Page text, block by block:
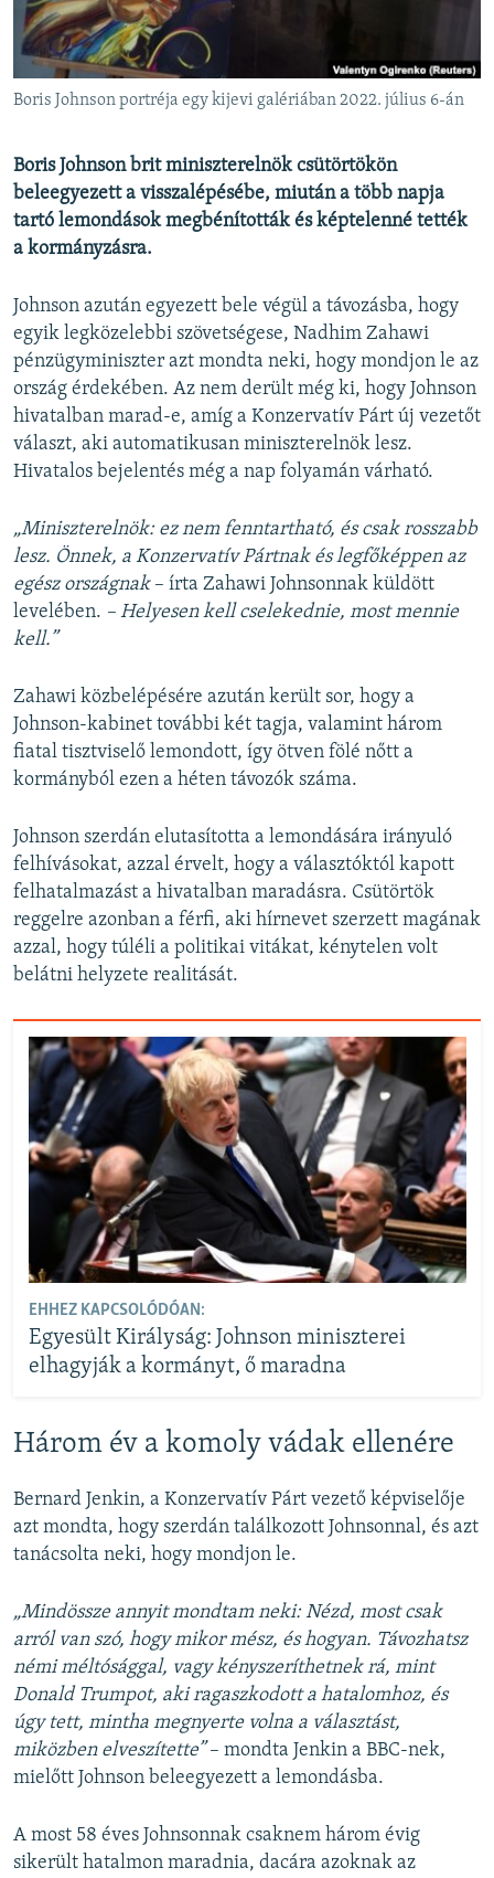
EURÓPAI UNIÓ
VILÁG
KLÍMAVÁLTOZÁS
KÖVESSEN MINKET!
Valamennyi RFE/RL weboldal
Boris Johnson portréja egy kijevi galériában 2022. július 6-án
Boris Johnson brit miniszterelnök csütörtökön
beleegyezett a visszalépésébe, miután a több napja
tartó lemondások megbénították és képtelenné tették
a kormányzásra.
Johnson azután egyezett bele végül a távozásba, hogy
egyik legközelebbi szövetségese, Nadhim Zahawi
pénzügyminiszter azt mondta neki, hogy mondjon le az
ország érdekében. Az nem derült még ki, hogy Johnson
hivatalban marad-e, amíg a Konzervatív Párt új vezetőt
választ, aki automatikusan miniszterelnök lesz.
Hivatalos bejelentés még a nap folyamán várható.
„Miniszterelnök: ez nem fenntartható, és csak rosszabb
lesz. Önnek, a Konzervatív Pártnak és legfőképpen az
egész országnak– írta Zahawi Johnsonnak küldött
levelében. – Helyesen kell cselekednie, most mennie
kell.”
Zahawi közbelépésére azután került sor, hogy a
Johnson-kabinet további két tagja, valamint három
fiatal tisztviselő lemondott, így ötven fölé nőtt a
kormányból ezen a héten távozók száma.
Johnson szerdán elutasította a lemondására irányuló
felhívásokat, azzal érvelt, hogy a választóktól kapott
felhatalmazást a hivatalban maradásra. Csütörtök
reggelre azonban a férfi, aki hírnevet szerzett magának
azzal, hogy túléli a politikai vitákat, kénytelen volt
belátni helyzete realitását.
EHHEZ KAPCSOLÓDÓAN:
Egyesült Királyság: Johnson miniszterei
elhagyják a kormányt, ő maradna
Három év a komoly vádak ellenére
Bernard Jenkin, a Konzervatív Párt vezető képviselője
azt mondta, hogy szerdán találkozott Johnsonnal, és azt
tanácsolta neki, hogy mondjon le.
„Mindössze annyit mondtam neki: Nézd, most csak
arról van szó, hogy mikor mész, és hogyan. Távozhatsz
némi méltósággal, vagy kényszeríthetnek rá, mint
Donald Trumpot, aki ragaszkodott a hatalomhoz, és
úgy tett, mintha megnyerte volna a választást,
miközben elveszítette”– mondta Jenkin a BBC-nek,
mielőtt Johnson beleegyezett a lemondásba.
A most 58 éves Johnsonnak csaknem három évig
sikerült hatalmon maradnia, dacára azoknak az